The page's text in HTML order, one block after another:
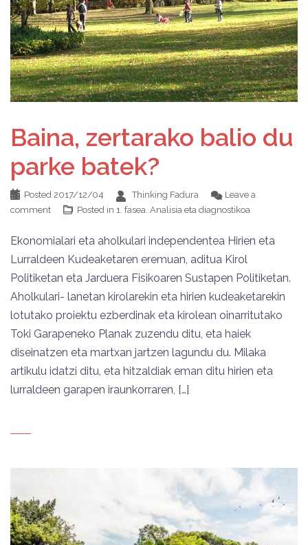
Baina, zertarako balio du
parke batek?
Posted 2017/12/04 Thinking Fadura
Leave a
comment
Posted in 1. fasea. Analisia eta diagnostikoa
Ekonomialari eta aholkulari independentea Hirien eta
Lurraldeen Kudeaketaren eremuan, aditua Kirol
Politiketan eta Jarduera Fisikoaren Sustapen Politiketan.
Aholkulari- lanetan kirolarekin eta hirien kudeaketarekin
lotutako proiektu ezberdinak eta kirolean oinarritutako
Toki Garapeneko Planak zuzendu ditu, eta haiek
diseinatzen eta martxan jartzen lagundu du. Milaka
artikulu idatzi ditu, eta hitzaldiak eman ditu hirien eta
lurraldeen garapen iraunkorraren, […]